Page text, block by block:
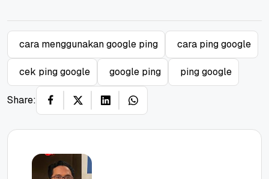
cara menggunakan google ping cara ping google
cek ping google google ping ping google
Share: